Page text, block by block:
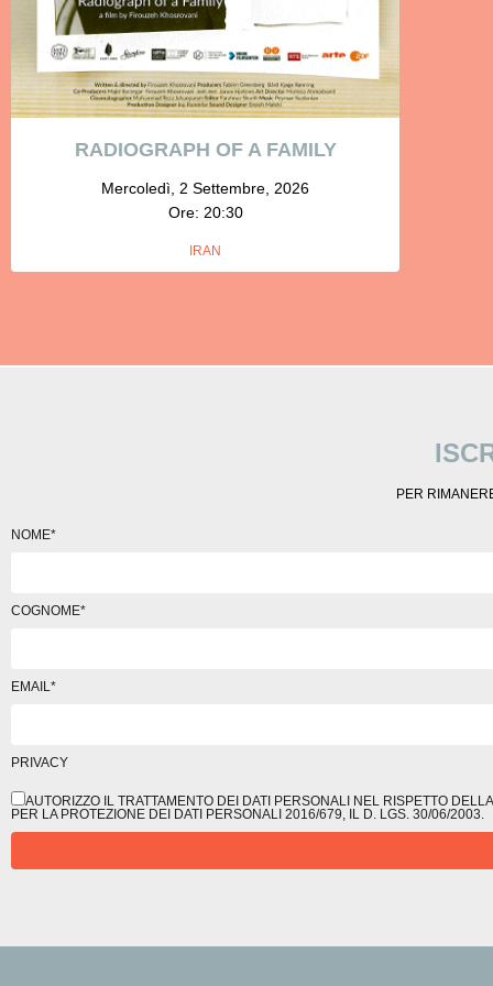
RADIOGRAPH OF A FAMILY
Mercoledì, 2 Settembre, 2026
Ore: 20:30
IRAN
PER
NOME*
COGNOME*
EMAIL*
PRIVACY
AUTORIZZO IL TRATTAMENTO DEI DATI PERSONALI NEL RISPETTO
PER LA PROTEZIONE DEI DATI PERSONALI 2016/679, IL D. LGS. 30/06/2003.